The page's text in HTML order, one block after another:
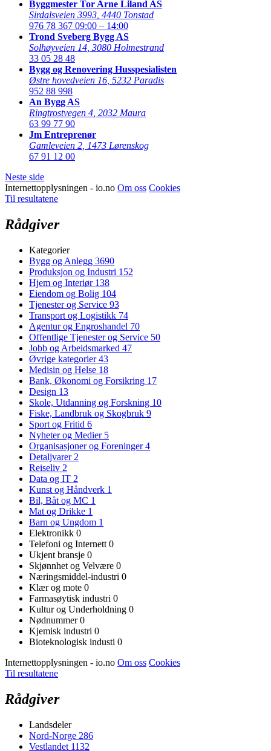
Byggmester Tor Arne Liland AS
Sirdalsveien 3993 4440 Tonstad
976 78 367 09:00 – 14:00
Trond Sveberg Bygg AS
Solhøyveien 14 3080 Holmestrand
33 05 28 48
Bygg og Renovering Husspesialisten
Østre hovedveien 16 5232 Paradis
952 88 998
An Bygg AS
Ringtrostvegen 4 2032 Maura
63 99 77 90
Jm Entreprenør
Gamleveien 2 1473 Lørenskog
67 91 12 00
Neste side
Internettopplysningen - io.no Om oss Cookies
Til resultatene
Rådgiver
Kategorier
Bygg og Anlegg 3690
Produksjon og Industri 152
Hjem og Interiør 138
Eiendom og Bolig 104
Tjenester og Service 93
Transport og Logistikk 74
Agentur og Engroshandel 70
Offentlige Tjenester og Service 50
Jobb og Arbeidsmarked 47
Øvrige kategorier43
Medisin og Helse 18
Bank, Økonomi og Forsikring 17
Design 13
Skole, Utdanning og Forskning 10
Fiske, Landbruk og Skogbruk 9
Sport og Fritid 6
Nyheter og Medier 5
Organisasjoner og Foreninger4
Detaljvarer 2
Reiseliv 2
Data og IT 2
Kunst og Håndverk 1
Bil, Båt og MC 1
Mat og Drikke 1
Barn og Ungdom 1
Elektronikk 0
Telefoni og Internett 0
Ukjent bransje 0
Skjønnhet og Velvære 0
Næringsmiddel-industri 0
Klær og mote 0
Farmasøytisk industri 0
Kultur og Underholdning 0
Nødnummer0
Kjemisk industri 0
Bioteknologisk industi 0
Internettopplysningen - io.no Om oss Cookies
Til resultatene
Rådgiver
Landsdeler
Nord-Norge 286
Vestlandet 1132